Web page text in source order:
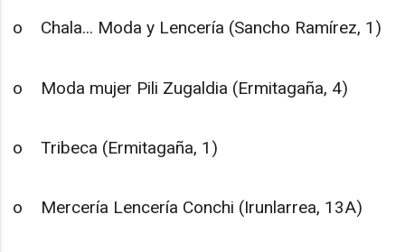
o Chala... Moda y Lencería (Sancho Ramírez, 1)
o Moda mujer Pili Zugaldia (Ermitagaña, 4)
o Tribeca (Ermitagaña, 1)
o Mercería Lencería Conchi (Irunlarrea, 13A)